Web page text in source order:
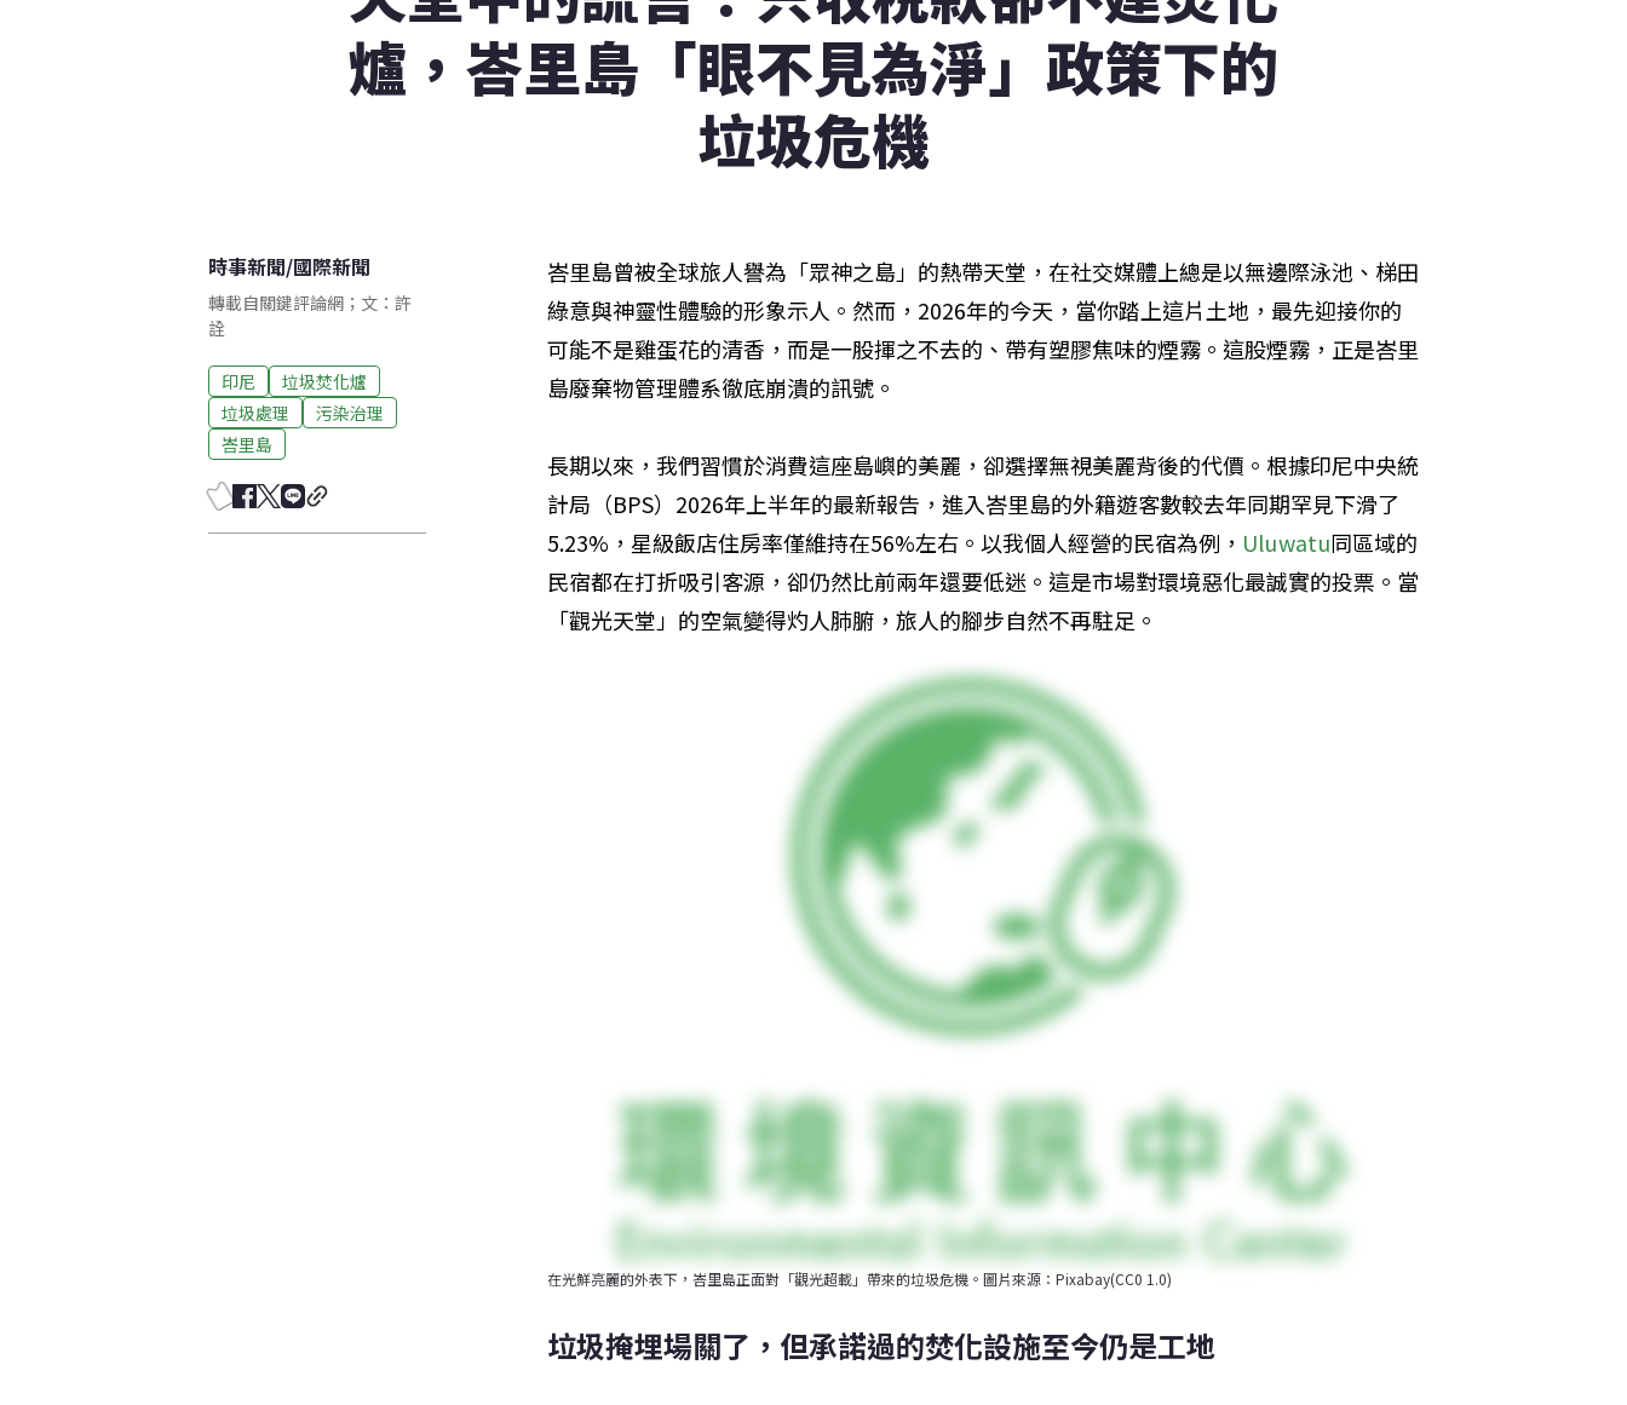
爐，峇里島「眼不見為淨」政策下的
垃圾危機
時事新聞/國際新聞
轉載自關鍵評論網；文：許
詮
印尼
垃圾焚化爐
垃圾處理
污染治理
峇里島
峇里島曾被全球旅人譽為「眾神之島」的熱帶天堂，在社交媒體上總是以無邊際泳池、梯田
綠意與神靈性體驗的形象示人。然而，2026年的今天，當你踏上這片土地，最先迎接你的
可能不是雞蛋花的清香，而是一股揮之不去的、帶有塑膠焦味的煙霧。這股煙霧，正是峇里
島廢棄物管理體系徹底崩潰的訊號。
長期以來，我們習慣於消費這座島嶼的美麗，卻選擇無視美麗背後的代價。根據印尼中央統
計局（BPS）2026年上半年的最新報告，進入峇里島的外籍遊客數較去年同期罕見下滑了
5.23%，星級飯店住房率僅維持在56%左右。以我個人經營的民宿為例， Uluwatu同區域的
民宿都在打折吸引客源，卻仍然比前兩年還要低迷。這是市場對環境惡化最誠實的投票。當
「觀光天堂」的空氣變得灼人肺腑，旅人的腳步自然不再駐足。
在光鮮亮麗的外表下，峇里島正面對「觀光超載」帶來的垃圾危機。圖片來源：Pixabay(CC0 1.0)
垃圾掩埋場關了，但承諾過的焚化設施至今仍是工地